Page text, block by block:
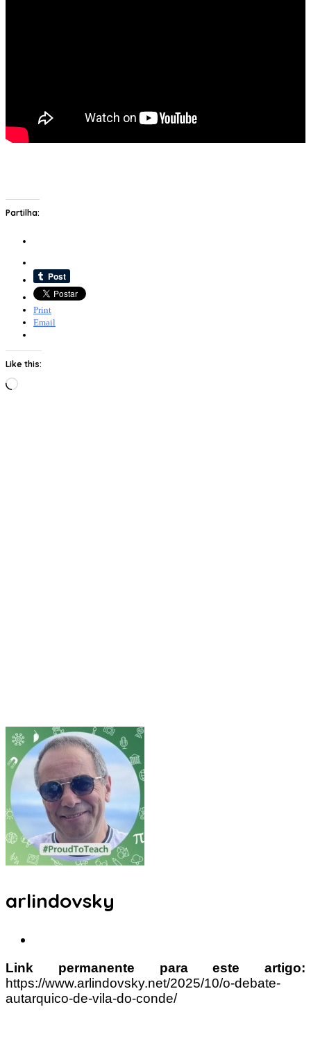
Partilha:
Print
Email
Like this:
Loading…
arlindovsky
Link permanente para este artigo:
https://www.arlindovsky.net/2025/10/o-debate-
autarquico-de-vila-do-conde/